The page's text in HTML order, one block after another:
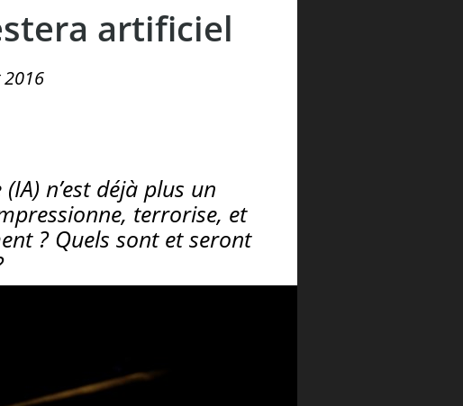
artificiel
n’est déjà plus un
terrorise, et
? Quels sont et seront